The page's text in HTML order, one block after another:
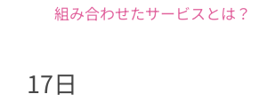
組み合わせたサービスとは？
17日